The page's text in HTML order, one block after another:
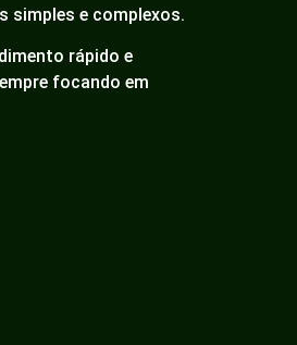
simples e complexos.
rápido e
focando em